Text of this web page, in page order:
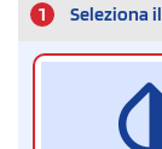
1 Seleziona